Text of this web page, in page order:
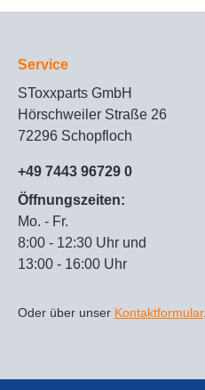
Service
SToxxparts GmbH
Hörschweiler Straße 26
72296 Schopfloch
+49 7443 96729 0
Öffnungszeiten:
Mo. - Fr.
8:00 - 12:30 Uhr und
13:00 - 16:00 Uhr
Oder über unser Kontaktformular.